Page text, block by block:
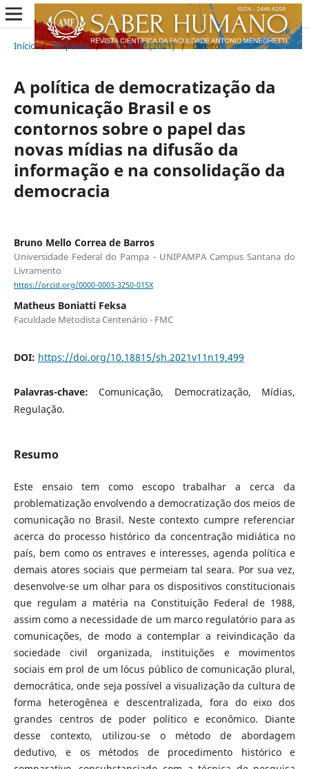
Início / Arquivos / v. 11 n. 19 (2021) / Direito
A política de democratização da
comunicação Brasil e os
contornos sobre o papel das
novas mídias na difusão da
informação e na consolidação da
democracia
Bruno Mello Correa de Barros
Universidade Federal do Pampa - UNIPAMPA Campus Santana do
Livramento
https://orcid.org/0000-0003-3250-015X
Matheus Boniatti Feksa
Faculdade Metodista Centenário - FMC
DOI: https://doi.org/10.18815/sh.2021v11n19.499
Palavras-chave:Comunicação, Democratização, Mídias,
Regulação.
Resumo
Este ensaio tem como escopo trabalhar a cerca da
problematização envolvendo a democratização dos meios de
comunicação no Brasil. Neste contexto cumpre referenciar
acerca do processo histórico da concentração midiática no
país, bem como os entraves e interesses, agenda política e
demais atores sociais que permeiam tal seara. Por sua vez,
desenvolve-se um olhar para os dispositivos constitucionais
que regulam a matéria na Constituição Federal de 1988,
assim como a necessidade de um marco regulatório para as
comunicações, de modo a contemplar a reivindicação da
sociedade civil organizada, instituições e movimentos
sociais em prol de um lócus público de comunicação plural,
democrática, onde seja possível a visualização da cultura de
forma heterogênea e descentralizada, fora do eixo dos
grandes centros de poder político e econômico. Diante
desse contexto, utilizou-se o método de abordagem
dedutivo, e os métodos de procedimento histórico e